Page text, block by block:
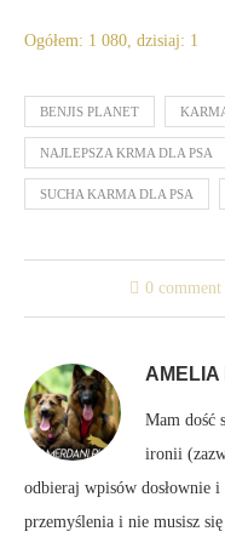
Ogółem: 1 080, dzisiaj: 1
BENJIS PLANET
NAJLEPSZA KRMA DLA PSA
SUCHA KARMA DLA PSA
0 comment
AMELIA
Mam dość
ironii
odbieraj wpisów dosłownie
przemyślenia i nie musisz